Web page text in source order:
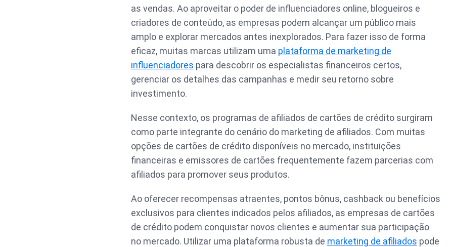
as vendas. Ao aproveitar o poder de influenciadores online, blogueiros e
criadores de conteúdo, as empresas podem alcançar um público mais
amplo e explorar mercados antes inexplorados. Para fazer isso de forma
eficaz, muitas marcas utilizam uma plataforma de marketing de
influenciadores para descobrir os especialistas financeiros certos,
gerenciar os detalhes das campanhas e medir seu retorno sobre
investimento.
Nesse contexto, os programas de afiliados de cartões de crédito surgiram
como parte integrante do cenário do marketing de afiliados. Com muitas
opções de cartões de crédito disponíveis no mercado, instituições
financeiras e emissores de cartões frequentemente fazem parcerias com
afiliados para promover seus produtos.
Ao oferecer recompensas atraentes, pontos bônus, cashback ou benefícios
exclusivos para clientes indicados pelos afiliados, as empresas de cartões
de crédito podem conquistar novos clientes e aumentar sua participação
no mercado. Utilizar uma plataforma robusta de marketing de afiliados pode